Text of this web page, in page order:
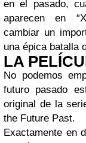
en el pasado,
aparecen en
cambiar un
una épica batalla
LA
No podemos
futuro pasado
original de la
the Future Past.
Exactamente en